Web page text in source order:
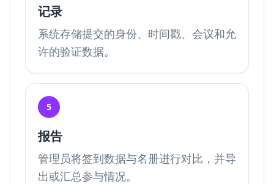
记录
系统存储提交的身份、时间戳、会议和允
许的验证数据。
5
报告
管理员将签到数据与名册进行对比，并导
出或汇总参与情况。